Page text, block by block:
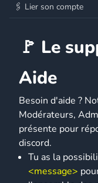
🖇️ Lier son compte
🚩 Le
Aide
Besoin d'aide ?
Modérateurs,
présente pour
discord.
Tu as la
<message>